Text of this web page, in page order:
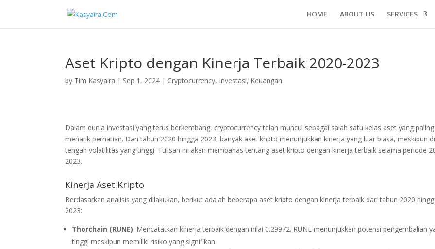
HOME ABOUT US SERVICES
Aset Kripto dengan Kinerja Terbaik 2020-2023
by Tim Kasyaira | Sep 1, 2024 | Cryptocurrency, Investasi, Keuangan
Dalam dunia investasi yang terus berkembang, cryptocurrency telah muncul sebagai salah satu kelas aset yang paling
menarik perhatian. Dari tahun 2020 hingga 2023, banyak aset kripto menunjukkan kinerja yang luar biasa, meskipun di
tengah volatilitas yang tinggi. Tulisan ini akan membahas tentang aset kripto dengan kinerja terbaik selama periode
2023.
Kinerja Aset Kripto
Berdasarkan analisis yang dilakukan, berikut adalah beberapa aset kripto dengan kinerja terbaik dari tahun 2020
2023:
Thorchain (RUNE): Mencatatkan kinerja terbaik dengan nilai 0.29972. RUNE menunjukkan potensi pengembalian
tinggi meskipun memiliki risiko yang signifikan.